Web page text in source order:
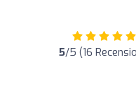
5/5 (16